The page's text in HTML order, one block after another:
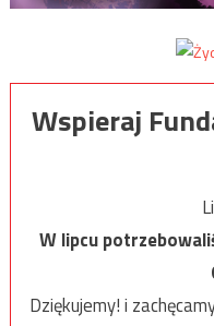
Wspieraj
W lipcu
Dziękujemy! i